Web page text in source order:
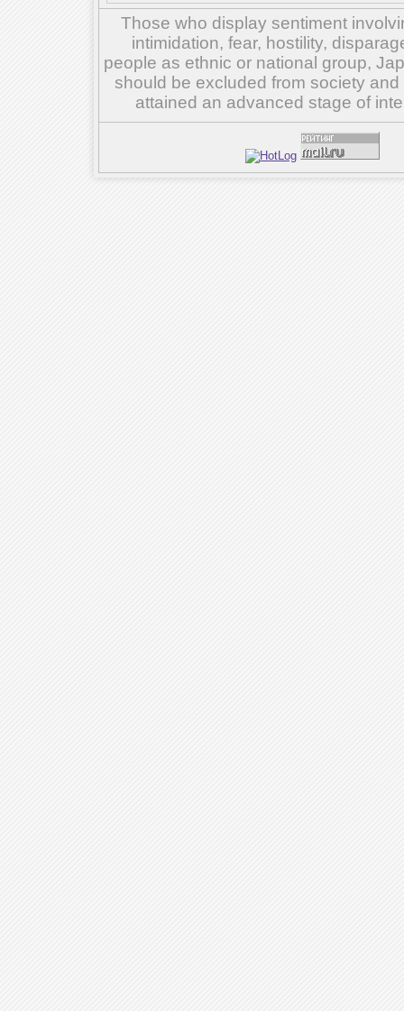
Those who display sentiment
intimidation, fear, hostility,
people as ethnic or national group,
should be excluded from society
attained an advanced stage of